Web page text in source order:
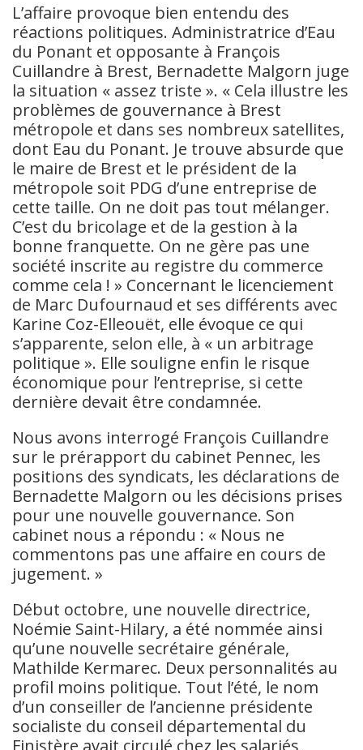
L’affaire provoque bien entendu des
réactions politiques. Administratrice d’Eau
du Ponant et opposante à François
Cuillandre à Brest, Bernadette Malgorn juge
la situation « assez triste ». « Cela illustre les
problèmes de gouvernance à Brest
métropole et dans ses nombreux satellites,
dont Eau du Ponant. Je trouve absurde que
le maire de Brest et le président de la
métropole soit PDG d’une entreprise de
cette taille. On ne doit pas tout mélanger.
C’est du bricolage et de la gestion à la
bonne franquette. On ne gère pas une
société inscrite au registre du commerce
comme cela ! » Concernant le licenciement
de Marc Dufournaud et ses différents avec
Karine Coz-Elleouët, elle évoque ce qui
s’apparente, selon elle, à « un arbitrage
politique ». Elle souligne enfin le risque
économique pour l’entreprise, si cette
dernière devait être condamnée.
Nous avons interrogé François Cuillandre
sur le prérapport du cabinet Pennec, les
positions des syndicats, les déclarations de
Bernadette Malgorn ou les décisions prises
pour une nouvelle gouvernance. Son
cabinet nous a répondu : « Nous ne
commentons pas une affaire en cours de
jugement. »
Début octobre, une nouvelle directrice,
Noémie Saint-Hilary, a été nommée ainsi
qu’une nouvelle secrétaire générale,
Mathilde Kermarec. Deux personnalités au
profil moins politique. Tout l’été, le nom
d’un conseiller de l’ancienne présidente
socialiste du conseil départemental du
Finistère avait circulé chez les salariés,